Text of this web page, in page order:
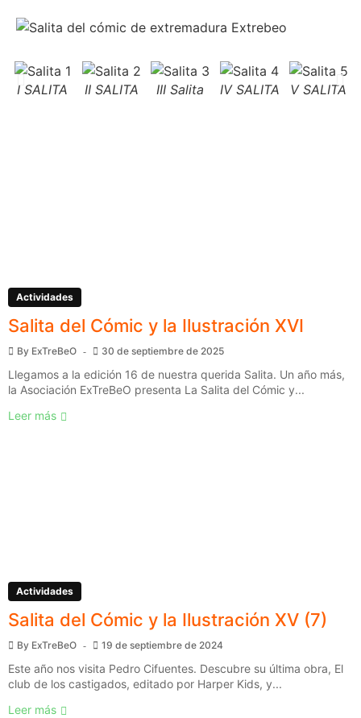
I SALITA II SALITA III Salita IV SALITA V SALITA
Actividades
Salita del Cómic y la Ilustración XVI
By ExTreBeO 30 de septiembre de 2025
Llegamos a la edición 16 de nuestra querida Salita. Un año más,
la Asociación ExTreBeO presenta La Salita del Cómic y...
Leer más
Actividades
Salita del Cómic y la Ilustración XV (7)
By ExTreBeO 19 de septiembre de 2024
Este año nos visita Pedro Cifuentes. Descubre su última obra, El
club de los castigados, editado por Harper Kids, y...
Leer más